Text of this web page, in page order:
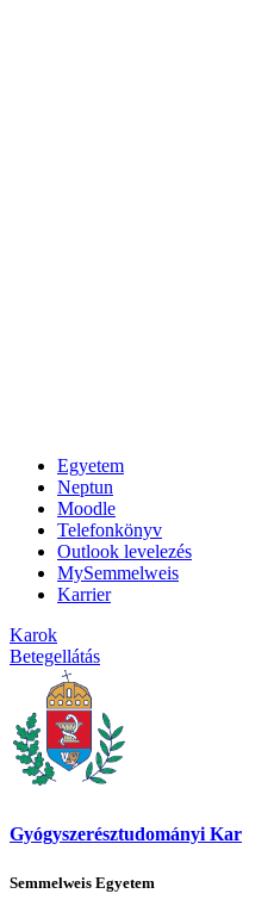
Egyetem
Neptun
Moodle
Telefonkönyv
Outlook levelezés
MySemmelweis
Karrier
Karok
Betegellátás
Gyógyszerésztudományi Kar
Semmelweis Egyetem